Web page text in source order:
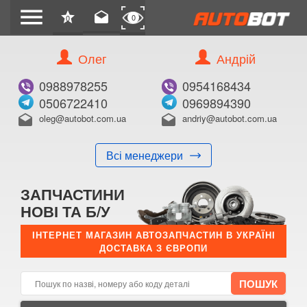
menu star
0 drafts 0
Олег
0988978255
0506722410
drafts oleg@autobot.com.ua
Всі менеджери
Андрій
0954168434
0969894390
drafts andriy@autobot.com.ua
ЗАПЧАСТИНИ
НОВІ ТА Б/У
ІНТЕРНЕТ МАГАЗИН АВТОЗАПЧАСТИН В УКРАЇНІ
ДОСТАВКА З ЄВРОПИ
КУПИТИ
Оригінальний номер:
Примітка:
E-mail:
Телефон: